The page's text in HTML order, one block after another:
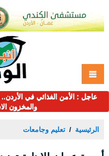
عاجل : الأمن الغذائي في الأردن..
والمخزون
الرئيسية تعليم وجامعات